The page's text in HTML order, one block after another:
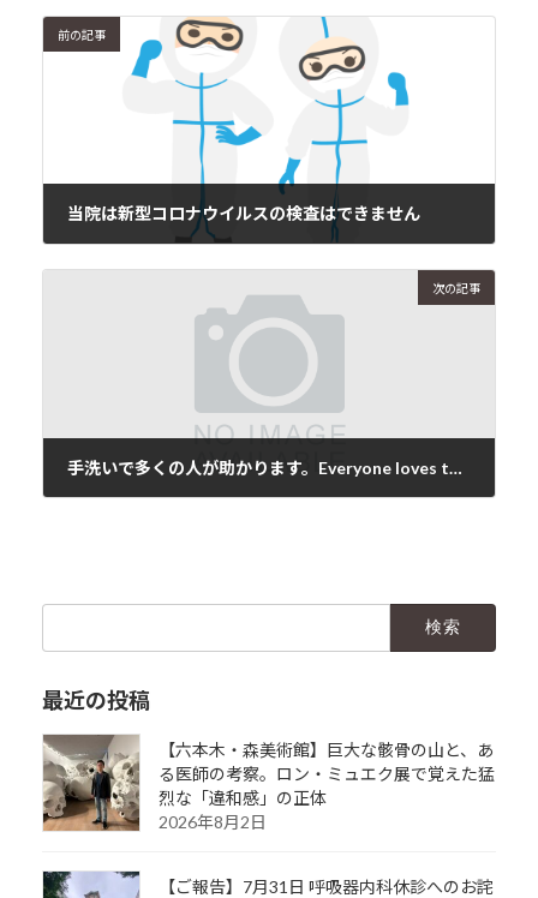
前の記事
当院は新型コロナウイルスの検査はできません
次の記事
手洗いで多くの人が助かります。Everyone loves to have clean hands！
最近の投稿
【六本木・森美術館】巨大な骸骨の山と、あ
る医師の考察。ロン・ミュエク展で覚えた猛
烈な「違和感」の正体
2026年8月2日
【ご報告】7月31日 呼吸器内科休診へのお詫